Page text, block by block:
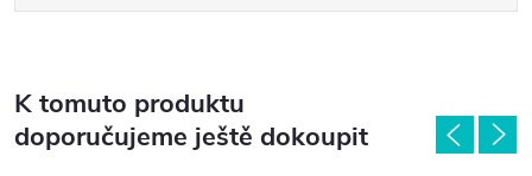
K tomuto produktu
doporučujeme ještě dokoupit